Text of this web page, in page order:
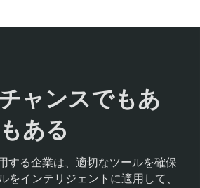
ャンスでもあ
ある
する企業は、適切なツールを確保
をインテリジェントに適用して、